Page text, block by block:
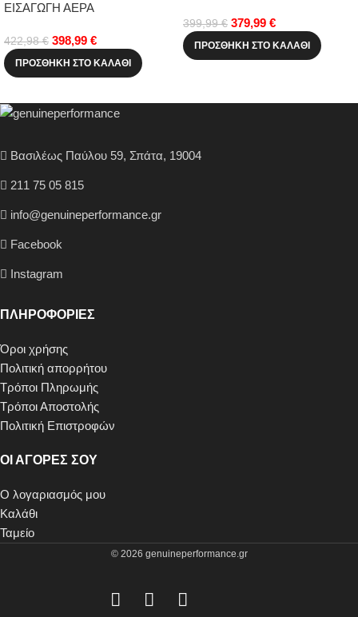
ΕΙΣΑΓΩΓΗ ΑΕΡΑ
422,98€ 398,99 €
ΠΡΟΣΘΉΚΗ ΣΤΟ ΚΑΛΆΘΙ
399,99€ 379,99 €
ΠΡΟΣΘΉΚΗ ΣΤΟ ΚΑΛΆΘΙ
Βασιλέως Παύλου 59, Σπάτα, 19004
211 75 05 815
info@genuineperformance.gr
Facebook
Instagram
ΠΛΗΡΟΦΟΡΙΕΣ
Όροι χρήσης
Πολιτική απορρήτου
Τρόποι Πληρωμής
Τρόποι Αποστολής
Πολιτική Επιστροφών
ΟΙ ΑΓΟΡΕΣ ΣΟΥ
Ο λογαριασμός μου
Καλάθι
Ταμείο
© 2026 genuineperformance.gr